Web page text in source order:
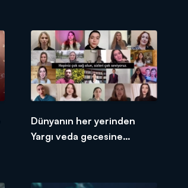
Dünyanın her yerinden
Yargı veda gecesine